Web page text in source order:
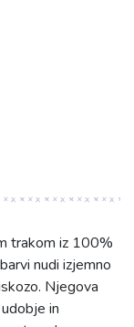
trakom iz 100%
nudi izjemno
Njegova
in